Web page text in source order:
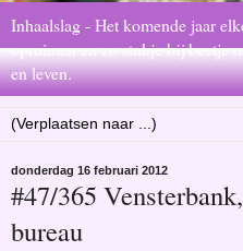
Inhaalslag - Het komende jaar
opruimen en zo stukje bij beetje
en leven.
donderdag 16 februari 2012
#47/365
bureau